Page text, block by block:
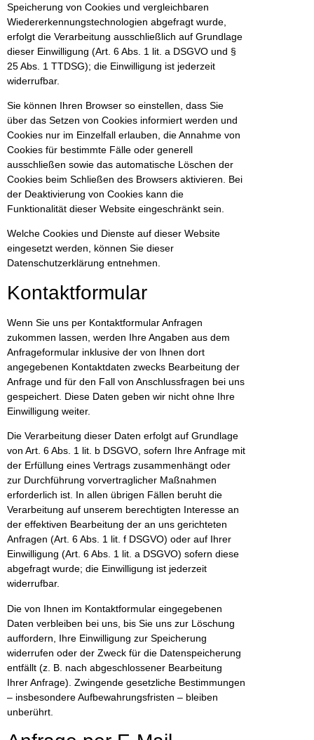
Speicherung von Cookies und vergleichbaren
Wiedererkennungstechnologien abgefragt wurde,
erfolgt die Verarbeitung ausschließlich auf Grundlage
dieser Einwilligung (Art. 6 Abs. 1 lit. a DSGVO und §
25 Abs. 1 TTDSG); die Einwilligung ist jederzeit
widerrufbar.
Sie können Ihren Browser so einstellen, dass Sie
über das Setzen von Cookies informiert werden und
Cookies nur im Einzelfall erlauben, die Annahme von
Cookies für bestimmte Fälle oder generell
ausschließen sowie das automatische Löschen der
Cookies beim Schließen des Browsers aktivieren. Bei
der Deaktivierung von Cookies kann die
Funktionalität dieser Website eingeschränkt sein.
Welche Cookies und Dienste auf dieser Website
eingesetzt werden, können Sie dieser
Datenschutzerklärung entnehmen.
Kontaktformular
Wenn Sie uns per Kontaktformular Anfragen
zukommen lassen, werden Ihre Angaben aus dem
Anfrageformular inklusive der von Ihnen dort
angegebenen Kontaktdaten zwecks Bearbeitung der
Anfrage und für den Fall von Anschlussfragen bei uns
gespeichert. Diese Daten geben wir nicht ohne Ihre
Einwilligung weiter.
Die Verarbeitung dieser Daten erfolgt auf Grundlage
von Art. 6 Abs. 1 lit. b DSGVO, sofern Ihre Anfrage mit
der Erfüllung eines Vertrags zusammenhängt oder
zur Durchführung vorvertraglicher Maßnahmen
erforderlich ist. In allen übrigen Fällen beruht die
Verarbeitung auf unserem berechtigten Interesse an
der effektiven Bearbeitung der an uns gerichteten
Anfragen (Art. 6 Abs. 1 lit. f DSGVO) oder auf Ihrer
Einwilligung (Art. 6 Abs. 1 lit. a DSGVO) sofern diese
abgefragt wurde; die Einwilligung ist jederzeit
widerrufbar.
Die von Ihnen im Kontaktformular eingegebenen
Daten verbleiben bei uns, bis Sie uns zur Löschung
auffordern, Ihre Einwilligung zur Speicherung
widerrufen oder der Zweck für die Datenspeicherung
entfällt (z. B. nach abgeschlossener Bearbeitung
Ihrer Anfrage). Zwingende gesetzliche Bestimmungen
– insbesondere Aufbewahrungsfristen – bleiben
unberührt.